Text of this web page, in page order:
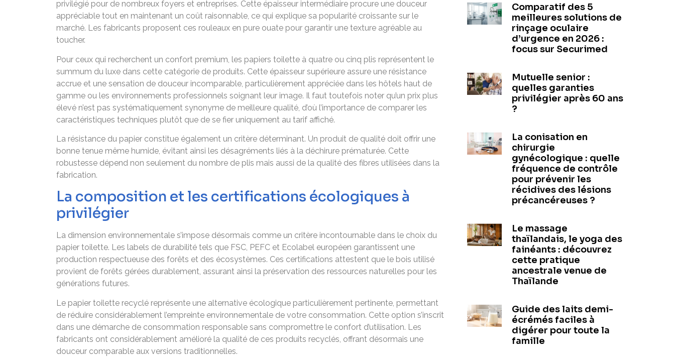
privilégié pour de nombreux foyers et entreprises. Cette épaisseur intermédiaire procure une douceur
appréciable tout en maintenant un coût raisonnable, ce qui explique sa popularité croissante sur le
marché. Les fabricants proposent ces rouleaux en pure ouate pour garantir une texture agréable au
toucher.
Pour ceux qui recherchent un confort premium, les papiers toilette à quatre ou cinq plis représentent le
summum du luxe dans cette catégorie de produits. Cette épaisseur supérieure assure une résistance
accrue et une sensation de douceur incomparable, particulièrement appréciée dans les hôtels haut de
gamme ou les environnements professionnels soignant leur image. Il faut toutefois noter qu’un prix plus
élevé n’est pas systématiquement synonyme de meilleure qualité, d’où l’importance de comparer les
caractéristiques techniques plutôt que de se fier uniquement au tarif affiché.
La résistance du papier constitue également un critère déterminant. Un produit de qualité doit offrir une
bonne tenue même humide, évitant ainsi les désagréments liés à la déchirure prématurée. Cette
robustesse dépend non seulement du nombre de plis mais aussi de la qualité des fibres utilisées dans la
fabrication.
La composition et les certifications écologiques à
privilégier
La dimension environnementale s’impose désormais comme un critère incontournable dans le choix du
papier toilette. Les labels de durabilité tels que FSC, PEFC et Ecolabel européen garantissent une
production respectueuse des forêts et des écosystèmes. Ces certifications attestent que le bois utilisé
provient de forêts gérées durablement, assurant ainsi la préservation des ressources naturelles pour les
générations futures.
Le papier toilette recyclé représente une alternative écologique particulièrement pertinente, permettant
de réduire considérablement l’empreinte environnementale de votre consommation. Cette option s’inscrit
dans une démarche de consommation responsable sans compromettre le confort d’utilisation. Les
fabricants ont considérablement amélioré la qualité de ces produits recyclés, offrant désormais une
douceur comparable aux versions traditionnelles.
Comparatif des 5
meilleures solutions de
rinçage oculaire
d’urgence en 2026 :
focus sur Securimed
Mutuelle senior :
quelles garanties
privilégier après 60 ans
?
La conisation en
chirurgie
gynécologique : quelle
fréquence de contrôle
pour prévenir les
récidives des lésions
précancéreuses ?
Le massage
thaïlandais, le yoga des
fainéants : découvrez
cette pratique
ancestrale venue de
Thaïlande
Guide des laits demi-
écrémés faciles à
digérer pour toute la
famille